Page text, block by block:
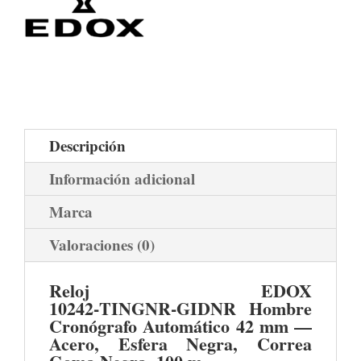
Descripción
Información adicional
Marca
Valoraciones (0)
Reloj EDOX
10242‑TINGNR‑GIDNR Hombre
Cronógrafo Automático 42 mm —
Acero, Esfera Negra, Correa